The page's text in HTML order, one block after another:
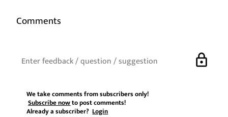
Comments
lock
We take comments from subscribers only!
Subscribe nowto post comments!
Already a subscriber?Login